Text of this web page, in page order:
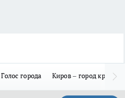
Голос города Киров – город